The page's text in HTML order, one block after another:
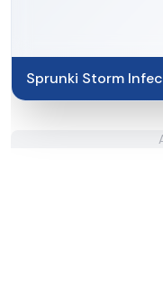
Sprunki Storm